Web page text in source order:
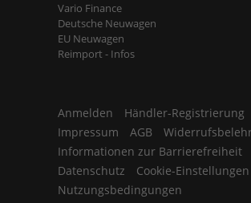
Vario Finance
Deutsche Neuwagen
EU Neuwagen
Reimport - Infos
Anmelden
Händler-Registrierung
Impressum
AGB
Informationen zur Barrierefreiheit
Datenschutz
Cookie-Einstellungen
Nutzungsbedingungen